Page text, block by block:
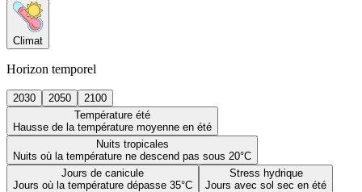
Climat
Horizon temporel
2030 2050
2100
Température été
Hausse de la température moyenne en été
Nuits tropicales
Nuits où la température ne descend pas sous 20°C
Jours de canicule
Jours où la température dépasse 35°C
Stress hydrique
Jours avec sol sec en été